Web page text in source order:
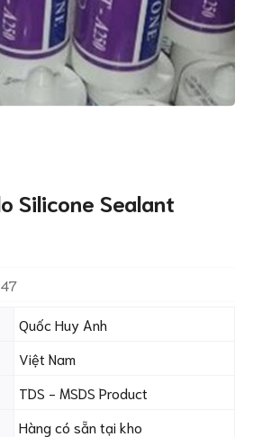
Silicone Sealant
Quốc Huy Anh
Việt Nam
TDS - MSDS Product
Hàng có sẵn tại kho